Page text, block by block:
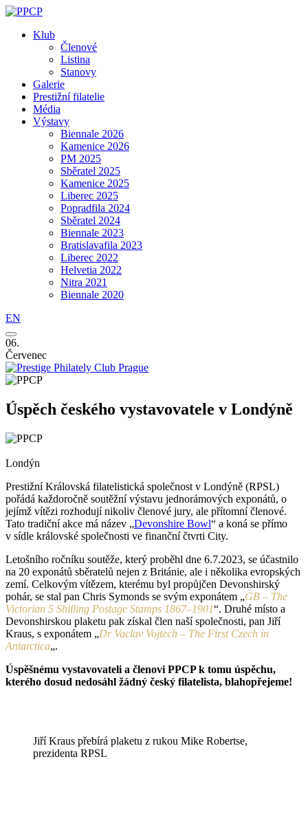
Skip
contentKlub
Členové
Listina
Stanovy
Galerie
Prestižní filatelie
Média
Výstavy
Biennale 2026
Kamenice 2026
PM 2025
Sběratel 2025
Kamenice 2025
Liberec 2025
Popradfila 2024
Sběratel 2024
Biennale 2023
Bratislavafila 2023
Liberec 2022
Helvetia 2022
Nitra 2021
Biennale 2020
EN
06.
Červenec
Úspěch českého vystavovatele v Londýně
Londýn
Prestižní Královská filatelistická společnost v Londýně (RPSL)
pořádá každoročně soutěžní výstavu jednorámových exponátů, o
jejímž vítězi rozhodují nikoliv členové jury, ale přítomní členové.
Tato tradiční akce má název „Devonshire Bowl“ a koná se přímo
v sídle královské společnosti ve finanční čtvrti City.
Letošního ročníku soutěže, který proběhl dne 6.7.2023, se účastnilo
na 20 exponátů sběratelů nejen z Británie, ale i několika evropských
zemí. Celkovým vítězem, kterému byl propůjčen Devonshirský
pohár, se stal pan Chris Symonds se svým exponátem „GB – The
Victorian 5 Shilling Postage Stamps 1867–1901“. Druhé místo a
Devonshirskou plaketu pak získal člen naší společnosti, pan Jiří
Kraus, s exponátem „Dr Vaclav Vojtech – The First Czech in
Antarctica„.
Úspěšnému vystavovateli a členovi PPCP k tomu úspěchu,
kterého dosud nedosáhl žádný český filatelista, blahopřejeme!
Jiří Kraus přebírá plaketu z rukou Mike Robertse,
prezidenta RPSL